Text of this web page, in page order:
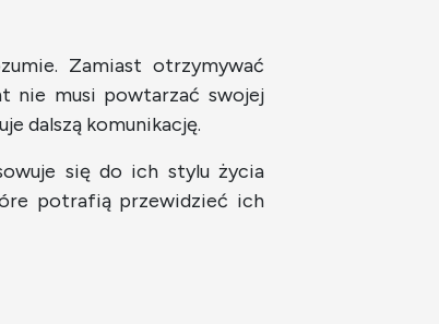
Zamiast otrzymywać
nie musi powtarzać swojej
dalszą komunikację.
się do ich stylu życia
potrafią przewidzieć ich